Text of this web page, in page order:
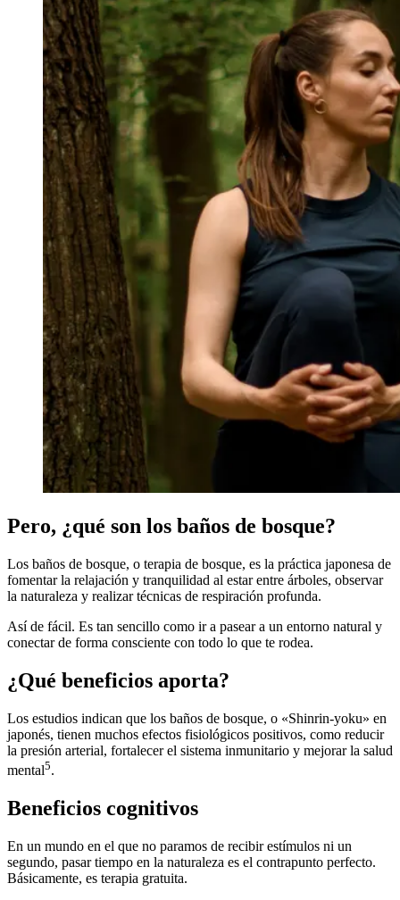
Pero, ¿qué son los baños de bosque?
Los baños de bosque, o terapia de bosque, es la práctica japonesa de
fomentar la relajación y tranquilidad al estar entre árboles, observar
la naturaleza y realizar técnicas de respiración profunda.
Así de fácil. Es tan sencillo como ir a pasear a un entorno natural y
conectar de forma consciente con todo lo que te rodea.
¿Qué beneficios aporta?
Los estudios indican que los baños de bosque, o «Shinrin-yoku» en
japonés, tienen muchos efectos fisiológicos positivos, como reducir
la presión arterial, fortalecer el sistema inmunitario y mejorar la salud
mental5.
Beneficios cognitivos
En un mundo en el que no paramos de recibir estímulos ni un
segundo, pasar tiempo en la naturaleza es el contrapunto perfecto.
Básicamente, es terapia gratuita.